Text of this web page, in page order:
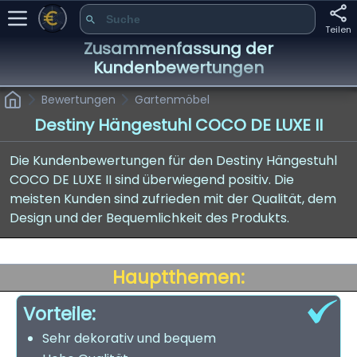
Teilen
Zusammenfassung der
Kundenbewertungen
Bewertungen Gartenmöbel
Destiny Hängestuhl COCO DE LUXE II
Die Kundenbewertungen für den Destiny Hängestuhl
COCO DE LUXE II sind überwiegend positiv. Die
meisten Kunden sind zufrieden mit der Qualität, dem
Design und der Bequemlichkeit des Produkts.
Hauptthemen:
Vorteile:
Sehr dekorativ und bequem